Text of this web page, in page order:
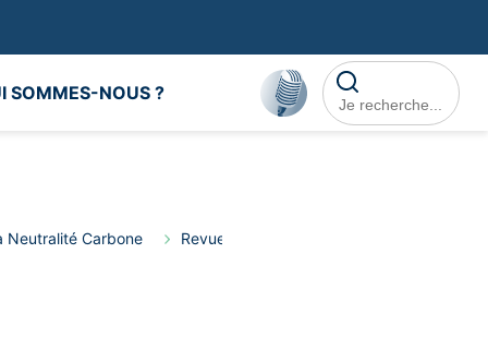
SOMMES-NOUS ?
Rechercher dans
Neutralité Carbone Revue de Presse